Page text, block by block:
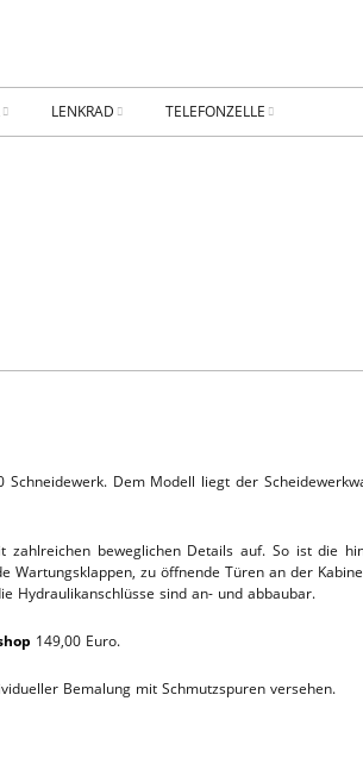
LENKRAD TELEFONZELLE
Dem Modell liegt der
zahlreichen beweglichen Details auf. So ist die
Wartungsklappen, zu öffnende Türen an der
Hydraulikanschlüsse sind an- und abbaubar.
149,00 Euro.
Bemalung mit Schmutzspuren versehen.